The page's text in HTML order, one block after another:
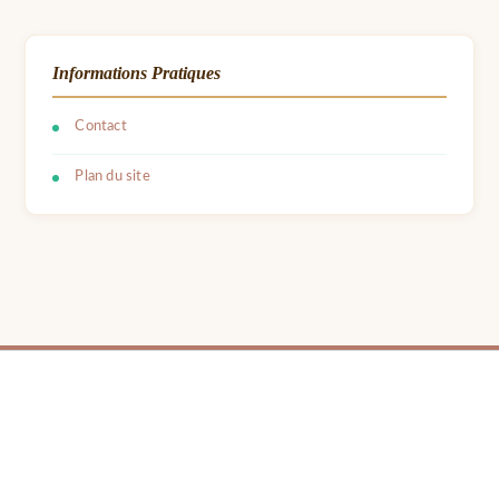
Informations Pratiques
Contact
Plan du site